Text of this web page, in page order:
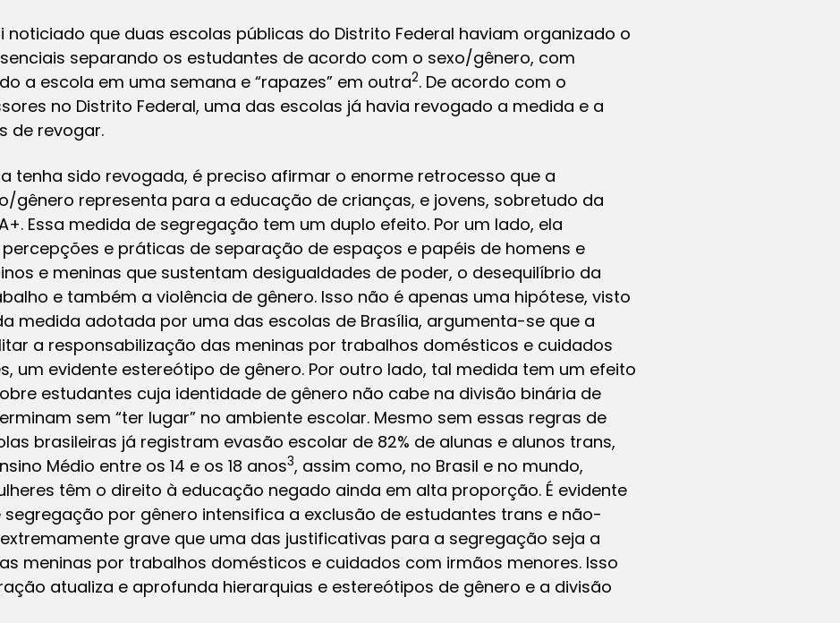
noticiado que duas escolas públicas do Distrito Federal haviam organizado o
separando os estudantes de acordo com o sexo/gênero, com
a escola em uma semana e “rapazes” em outra2. De acordo com o
no Distrito Federal, uma das escolas já havia revogado a medida e a
de revogar.
tenha sido revogada, é preciso afirmar o enorme retrocesso que a
gênero representa para a educação de crianças, e jovens, sobretudo da
Essa medida de segregação tem um duplo efeito. Por um lado, ela
e práticas de separação de espaços e papéis de homens e
e meninas que sustentam desigualdades de poder, o desequilíbrio da
e também a violência de gênero. Isso não é apenas uma hipótese, visto
medida adotada por uma das escolas de Brasília, argumenta-se que a
a responsabilização das meninas por trabalhos domésticos e cuidados
um evidente estereótipo de gênero. Por outro lado, tal medida tem um efeito
estudantes cuja identidade de gênero não cabe na divisão binária de
sem “ter lugar” no ambiente escolar. Mesmo sem essas regras de
brasileiras já registram evasão escolar de 82% de alunas e alunos trans,
Médio entre os 14 e os 18 anos3, assim como, no Brasil e no mundo,
têm o direito à educação negado ainda em alta proporção. É evidente
por gênero intensifica a exclusão de estudantes trans e não-
grave que uma das justificativas para a segregação seja a
meninas por trabalhos domésticos e cuidados com irmãos menores. Isso
atualiza e aprofunda hierarquias e estereótipos de gênero e a divisão